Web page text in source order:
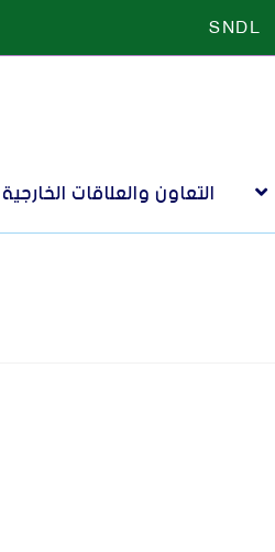
SNDL
التعاون والعلاقات الخارجية